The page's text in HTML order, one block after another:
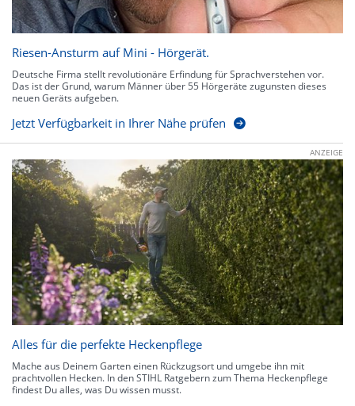
Riesen-Ansturm auf Mini - Hörgerät.
Deutsche Firma stellt revolutionäre Erfindung für Sprachverstehen vor.
Das ist der Grund, warum Männer über 55 Hörgeräte zugunsten dieses
neuen Geräts aufgeben.
Jetzt Verfügbarkeit in Ihrer Nähe prüfen
ANZEIGE
Alles für die perfekte Heckenpflege
Mache aus Deinem Garten einen Rückzugsort und umgebe ihn mit
prachtvollen Hecken. In den STIHL Ratgebern zum Thema Heckenpflege
findest Du alles, was Du wissen musst.